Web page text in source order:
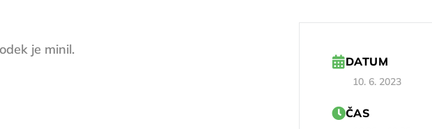
je minil.
DATUM
10. 6. 2023
ČAS